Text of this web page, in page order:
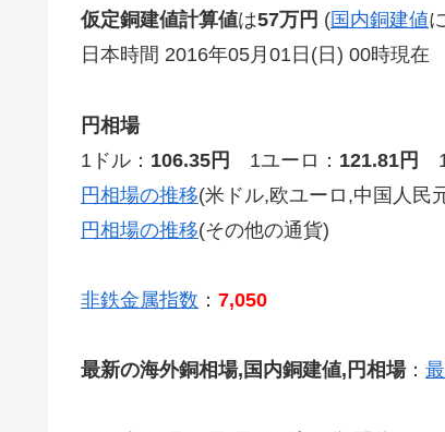
仮定銅建値計算値は57万円 (国内銅建値
日本時間 2016年05月01日(日) 00時現在
円相場
1ドル： 106.35円 1ユーロ： 121.81円 1
円相場の推移(米ドル,欧ユーロ,中国人民
円相場の推移(その他の通貨)
非鉄金属指数 ： 7,050
最新の海外銅相場,国内銅建値,円相場：